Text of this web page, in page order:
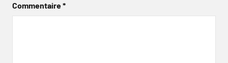
Commentaire*